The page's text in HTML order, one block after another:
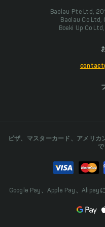
Baolau Pte Ltd,
Baolau Co Ltd,
Boeki Up Co
ビザ、マスターカード、アメリカ
で
Google Pay、Apple Pay、Alipay